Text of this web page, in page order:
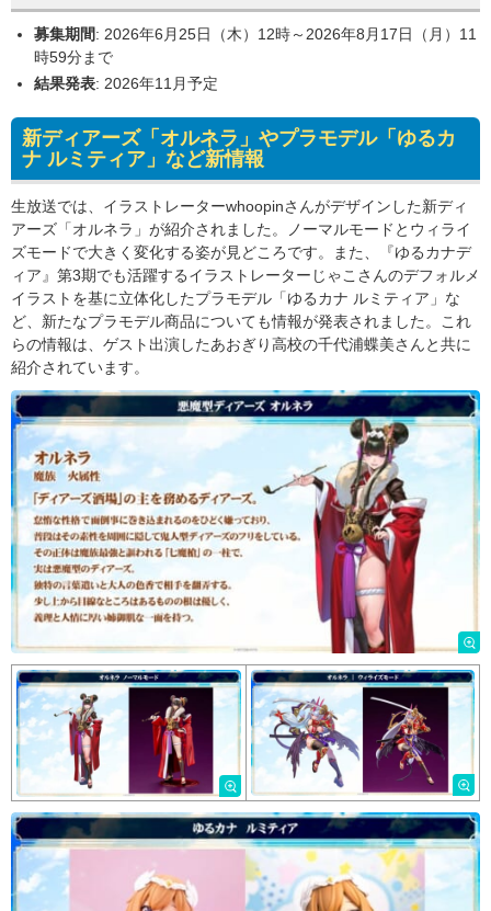
募集期間: 2026年6月25日（木）12時～2026年8月17日（月）11
時59分まで
結果発表: 2026年11月予定
新ディアーズ「オルネラ」やプラモデル「ゆるカ
ナ ルミティア」など新情報
生放送では、イラストレーターwhoopinさんがデザインした新ディ
アーズ「オルネラ」が紹介されました。ノーマルモードとウィライ
ズモードで大きく変化する姿が見どころです。また、『ゆるカナデ
ィア』第3期でも活躍するイラストレーターじゃこさんのデフォルメ
イラストを基に立体化したプラモデル「ゆるカナ ルミティア」な
ど、新たなプラモデル商品についても情報が発表されました。これ
らの情報は、ゲスト出演したあおぎり高校の千代浦蝶美さんと共に
紹介されています。